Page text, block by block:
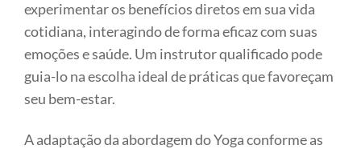
experimentar os benefícios diretos em sua vida
cotidiana, interagindo de forma eficaz com suas
emoções e saúde. Um instrutor qualificado pode
guia-lo na escolha ideal de práticas que favoreçam
seu bem-estar.
A adaptação da abordagem do Yoga conforme as